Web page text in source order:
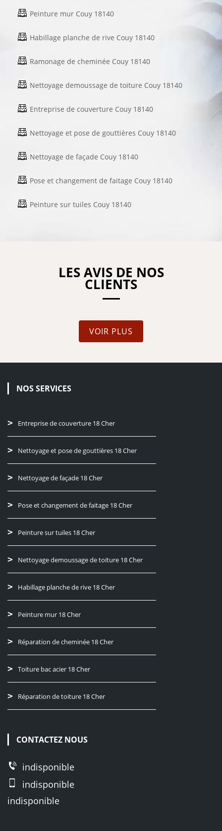
Peinture mur Couy 18140
Habillage planche de rive Couy 18140
Ramonage de cheminée Couy 18140
Nettoyage demoussage de toiture Couy 18140
Entreprise de couverture Couy 18140
Nettoyage et pose de gouttières Couy 18140
Nettoyage de façade Couy 18140
Pose et changement de faitage Couy 18140
Peinture sur tuiles Couy 18140
LES AVIS DE NOS
CLIENTS
VOIR PLUS
NOS SERVICES
Entreprise de couverture 18 Cher
Nettoyage et pose de gouttières 18 Cher
Nettoyage de façade 18 Cher
Pose et changement de faitage 18 Cher
Peinture sur tuiles 18 Cher
Nettoyage demoussage de toiture 18 Cher
Habillage planche de rive 18 Cher
Peinture mur 18 Cher
Réparation de cheminée 18 Cher
Toiture bac acier 18 Cher
Réparation de toiture 18 Cher
CONTACTEZ NOUS
indisponible
indisponible
indisponible